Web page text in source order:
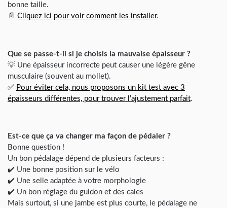
bonne taille.
📄 Cliquez ici pour voir comment les installer.
Que se passe-t-il si je choisis la mauvaise épaisseur ?
💡 Une épaisseur incorrecte peut causer une légère gêne
musculaire (souvent au mollet).
✅ Pour éviter cela, nous proposons un kit test avec 3
épaisseurs différentes, pour trouver l’ajustement parfait.
Est-ce que ça va changer ma façon de pédaler ?
Bonne question !
Un bon pédalage dépend de plusieurs facteurs :
✔️ Une bonne position sur le vélo
✔️ Une selle adaptée à votre morphologie
✔️ Un bon réglage du guidon et des cales
Mais surtout, si une jambe est plus courte, le pédalage ne